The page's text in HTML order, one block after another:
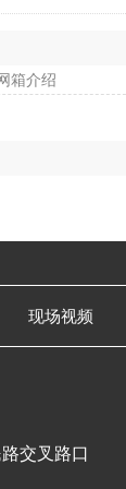
箱介绍
现场视频
交叉路口